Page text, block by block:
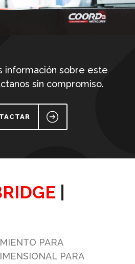
información sobre este
sin compromiso.
PARA
PARA